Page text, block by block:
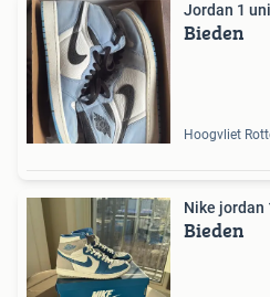
Jordan 1
Bieden
Hoogvliet
Nike jordan
Bieden